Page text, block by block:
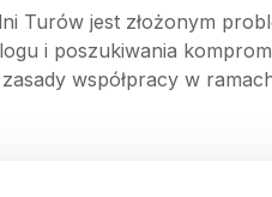
Turów jest złożonym
i poszukiwania
współpracy w